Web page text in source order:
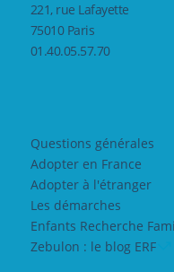
221, rue Lafayette
75010 Paris
01.40.05.57.70
Questions générales
Adopter en France
Adopter à l'étranger
Les démarches
Enfants Recherche
Zebulon : le blog ERF